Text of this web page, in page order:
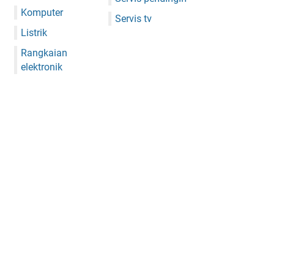
Komputer
Listrik
Rangkaian
elektronik
Servis tv